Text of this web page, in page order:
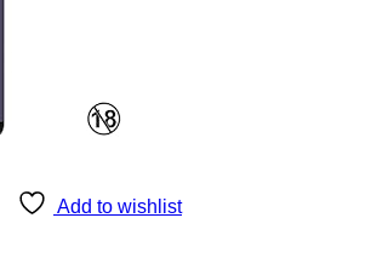
Add to wishlist